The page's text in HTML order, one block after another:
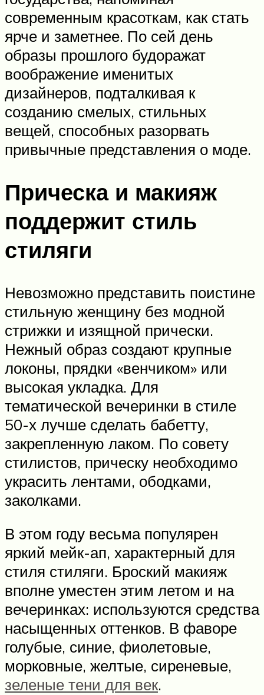
современным красоткам, как стать
ярче и заметнее. По сей день
образы прошлого будоражат
воображение именитых
дизайнеров, подталкивая к
созданию смелых, стильных
вещей, способных разорвать
привычные представления о моде.
Прическа и макияж
поддержит стиль
стиляги
Невозможно представить поистине
стильную женщину без модной
стрижки и изящной прически.
Нежный образ создают крупные
локоны, прядки «венчиком» или
высокая укладка. Для
тематической вечеринки в стиле
50-х лучше сделать бабетту,
закрепленную лаком. По совету
стилистов, прическу необходимо
украсить лентами, ободками,
заколками.
В этом году весьма популярен
яркий мейк-ап, характерный для
стиля стиляги. Броский макияж
вполне уместен этим летом и на
вечеринках: используются средства
насыщенных оттенков. В фаворе
голубые, синие, фиолетовые,
морковные, желтые, сиреневые,
зеленые тени для век.